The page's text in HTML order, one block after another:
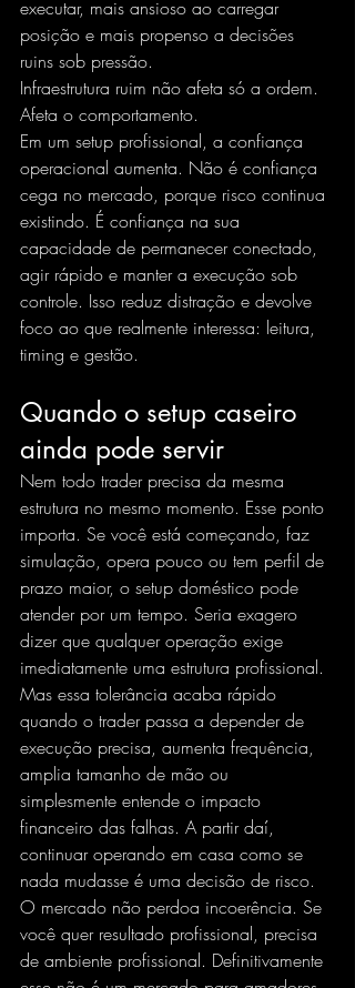
executar, mais ansioso ao carregar
posição e mais propenso a decisões
ruins sob pressão.
Infraestrutura ruim não afeta só a ordem.
Afeta o comportamento.
Em um setup profissional, a confiança
operacional aumenta. Não é confiança
cega no mercado, porque risco continua
existindo. É confiança na sua
capacidade de permanecer conectado,
agir rápido e manter a execução sob
controle. Isso reduz distração e devolve
foco ao que realmente interessa: leitura,
timing e gestão.
Quando o setup caseiro
ainda pode servir
Nem todo trader precisa da mesma
estrutura no mesmo momento. Esse ponto
importa. Se você está começando, faz
simulação, opera pouco ou tem perfil de
prazo maior, o setup doméstico pode
atender por um tempo. Seria exagero
dizer que qualquer operação exige
imediatamente uma estrutura profissional.
Mas essa tolerância acaba rápido
quando o trader passa a depender de
execução precisa, aumenta frequência,
amplia tamanho de mão ou
simplesmente entende o impacto
financeiro das falhas. A partir daí,
continuar operando em casa como se
nada mudasse é uma decisão de risco.
O mercado não perdoa incoerência. Se
você quer resultado profissional, precisa
de ambiente profissional. Definitivamente